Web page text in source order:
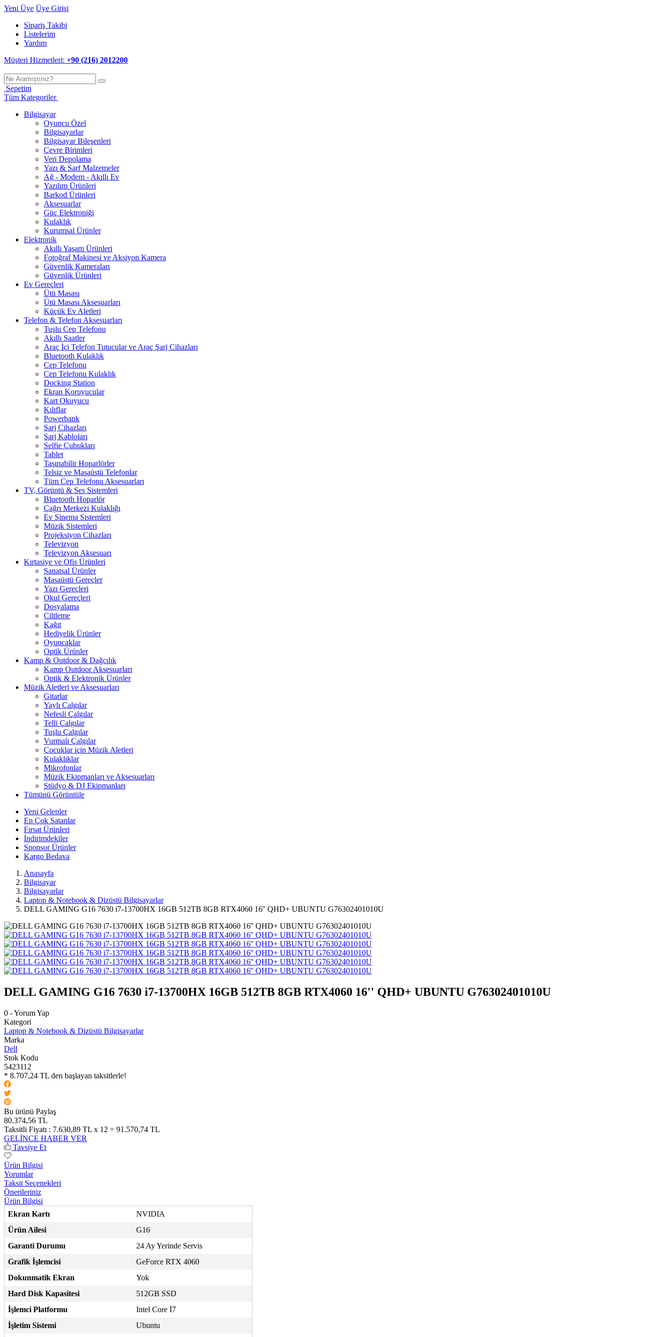
Yeni Üye Üye Girişi
Sipariş Takibi
Listelerim
Yardım
Müşteri Hizmetleri: +90 (216) 2012200
Sepetim
Tüm Kategoriler
Bilgisayar
Oyuncu Özel
Bilgisayarlar
Bilgisayar Bileşenleri
Çevre Birimleri
Veri Depolama
Yazı & Sarf Malzemeler
Ağ - Modem - Akıllı Ev
Yazılım Ürünleri
Barkod Ürünleri
Aksesuarlar
Güç Elektroniği
Kulaklık
Kurumsal Ürünler
Elektronik
Akıllı Yaşam Ürünleri
Fotoğraf Makinesi ve Aksiyon Kamera
Güvenlik Kameraları
Güvenlik Ürünleri
Ev Gereçleri
Ütü Masası
Ütü Masası Aksesuarları
Küçük Ev Aletleri
Telefon & Telefon Aksesuarları
Tuşlu Cep Telefonu
Akıllı Saatler
Araç İçi Telefon Tutucular ve Araç Şarj Cihazları
Bluetooth Kulaklık
Cep Telefonu
Cep Telefonu Kulaklık
Docking Station
Ekran Koruyucular
Kart Okuyucu
Kılıflar
Powerbank
Şarj Cihazları
Şarj Kabloları
Selfie Çubukları
Tablet
Taşınabilir Hoparlörler
Telsiz ve Masaüstü Telefonlar
Tüm Cep Telefonu Aksesuarları
TV, Görüntü & Ses Sistemleri
Bluetooth Hoparlör
Çağrı Merkezi Kulaklığı
Ev Sinema Sistemleri
Müzik Sistemleri
Projeksiyon Cihazları
Televizyon
Televizyon Aksesuarı
Kırtasiye ve Ofis Ürünleri
Sanatsal Ürünler
Masaüstü Gereçler
Yazı Gereçleri
Okul Gereçleri
Dosyalama
Ciltleme
Kağıt
Hediyelik Ürünler
Oyuncaklar
Optik Ürünler
Kamp & Outdoor & Dağcılık
Kamp Outdoor Aksesuarları
Optik & Elektronik Ürünler
Müzik Aletleri ve Aksesuarları
Gitarlar
Yaylı Çalgılar
Nefesli Çalgılar
Telli Çalgılar
Tuşlu Çalgılar
Vurmalı Çalgılar
Çocuklar için Müzik Aletleri
Kulaklıklar
Mikrofonlar
Müzik Ekipmanları ve Aksesuarları
Stüdyo & DJ Ekipmanları
Tümünü Görüntüle
Yeni Gelenler
En Çok Satanlar
Fırsat Ürünleri
İndirimdekiler
Sponsor Ürünler
Kargo Bedava
Anasayfa
Bilgisayar
Bilgisayarlar
Laptop & Notebook & Dizüstü Bilgisayarlar
DELL GAMING G16 7630 i7-13700HX 16GB 512TB 8GB RTX4060 16'' QHD+ UBUNTU G76302401010U
DELL GAMING G16 7630 i7-13700HX 16GB 512TB 8GB RTX4060 16'' QHD+ UBUNTU G76302401010U
0 - Yorum Yap
Kategori
Laptop & Notebook & Dizüstü Bilgisayarlar
Marka
Dell
Stok Kodu
5423112
* 8.707,24 TL den başlayan taksitlerle!
Bu ürünü Paylaş
80.374,56 TL
Taksitli Fiyatı : 7.630,89 TL x 12 = 91.570,74 TL
GELİNCE HABER VER
Tavsiye Et
Ürün Bilgisi
Yorumlar
Taksit Seçenekleri
Önerileriniz
Ürün Bilgisi
Ekran Kartı
NVIDIA
Ürün Ailesi
G16
Garanti Durumu
24 Ay Yerinde Servis
Grafik İşlemcisi
GeForce RTX 4060
Dokunmatik Ekran
Yok
Hard Disk Kapasitesi
512GB SSD
İşlemci Platformu
Intel Core İ7
İşletim Sistemi
Ubuntu